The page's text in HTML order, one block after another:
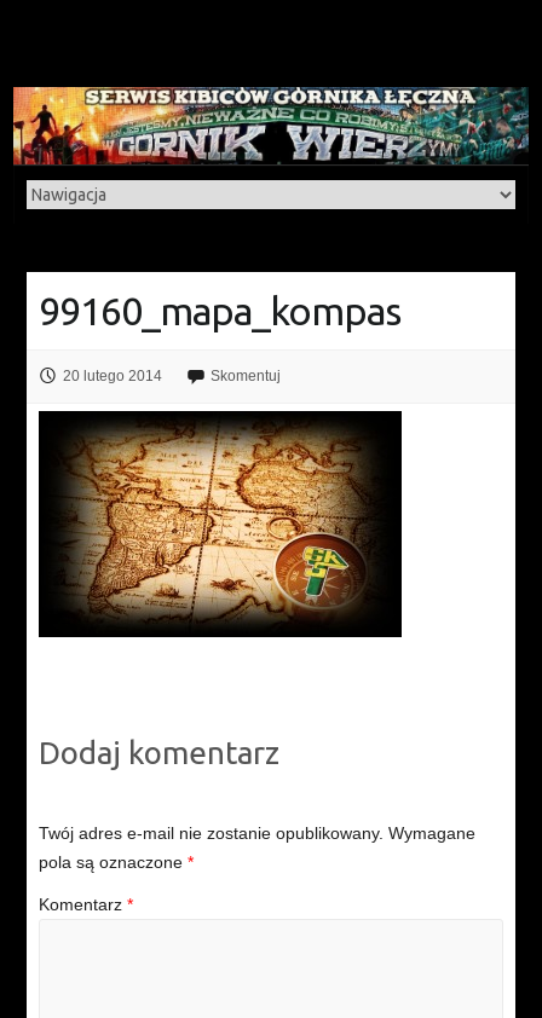
99160_mapa_kompas
20 lutego 2014 Skomentuj
Dodaj komentarz
Twój adres e-mail nie zostanie opublikowany. Wymagane
pola są oznaczone *
Komentarz *